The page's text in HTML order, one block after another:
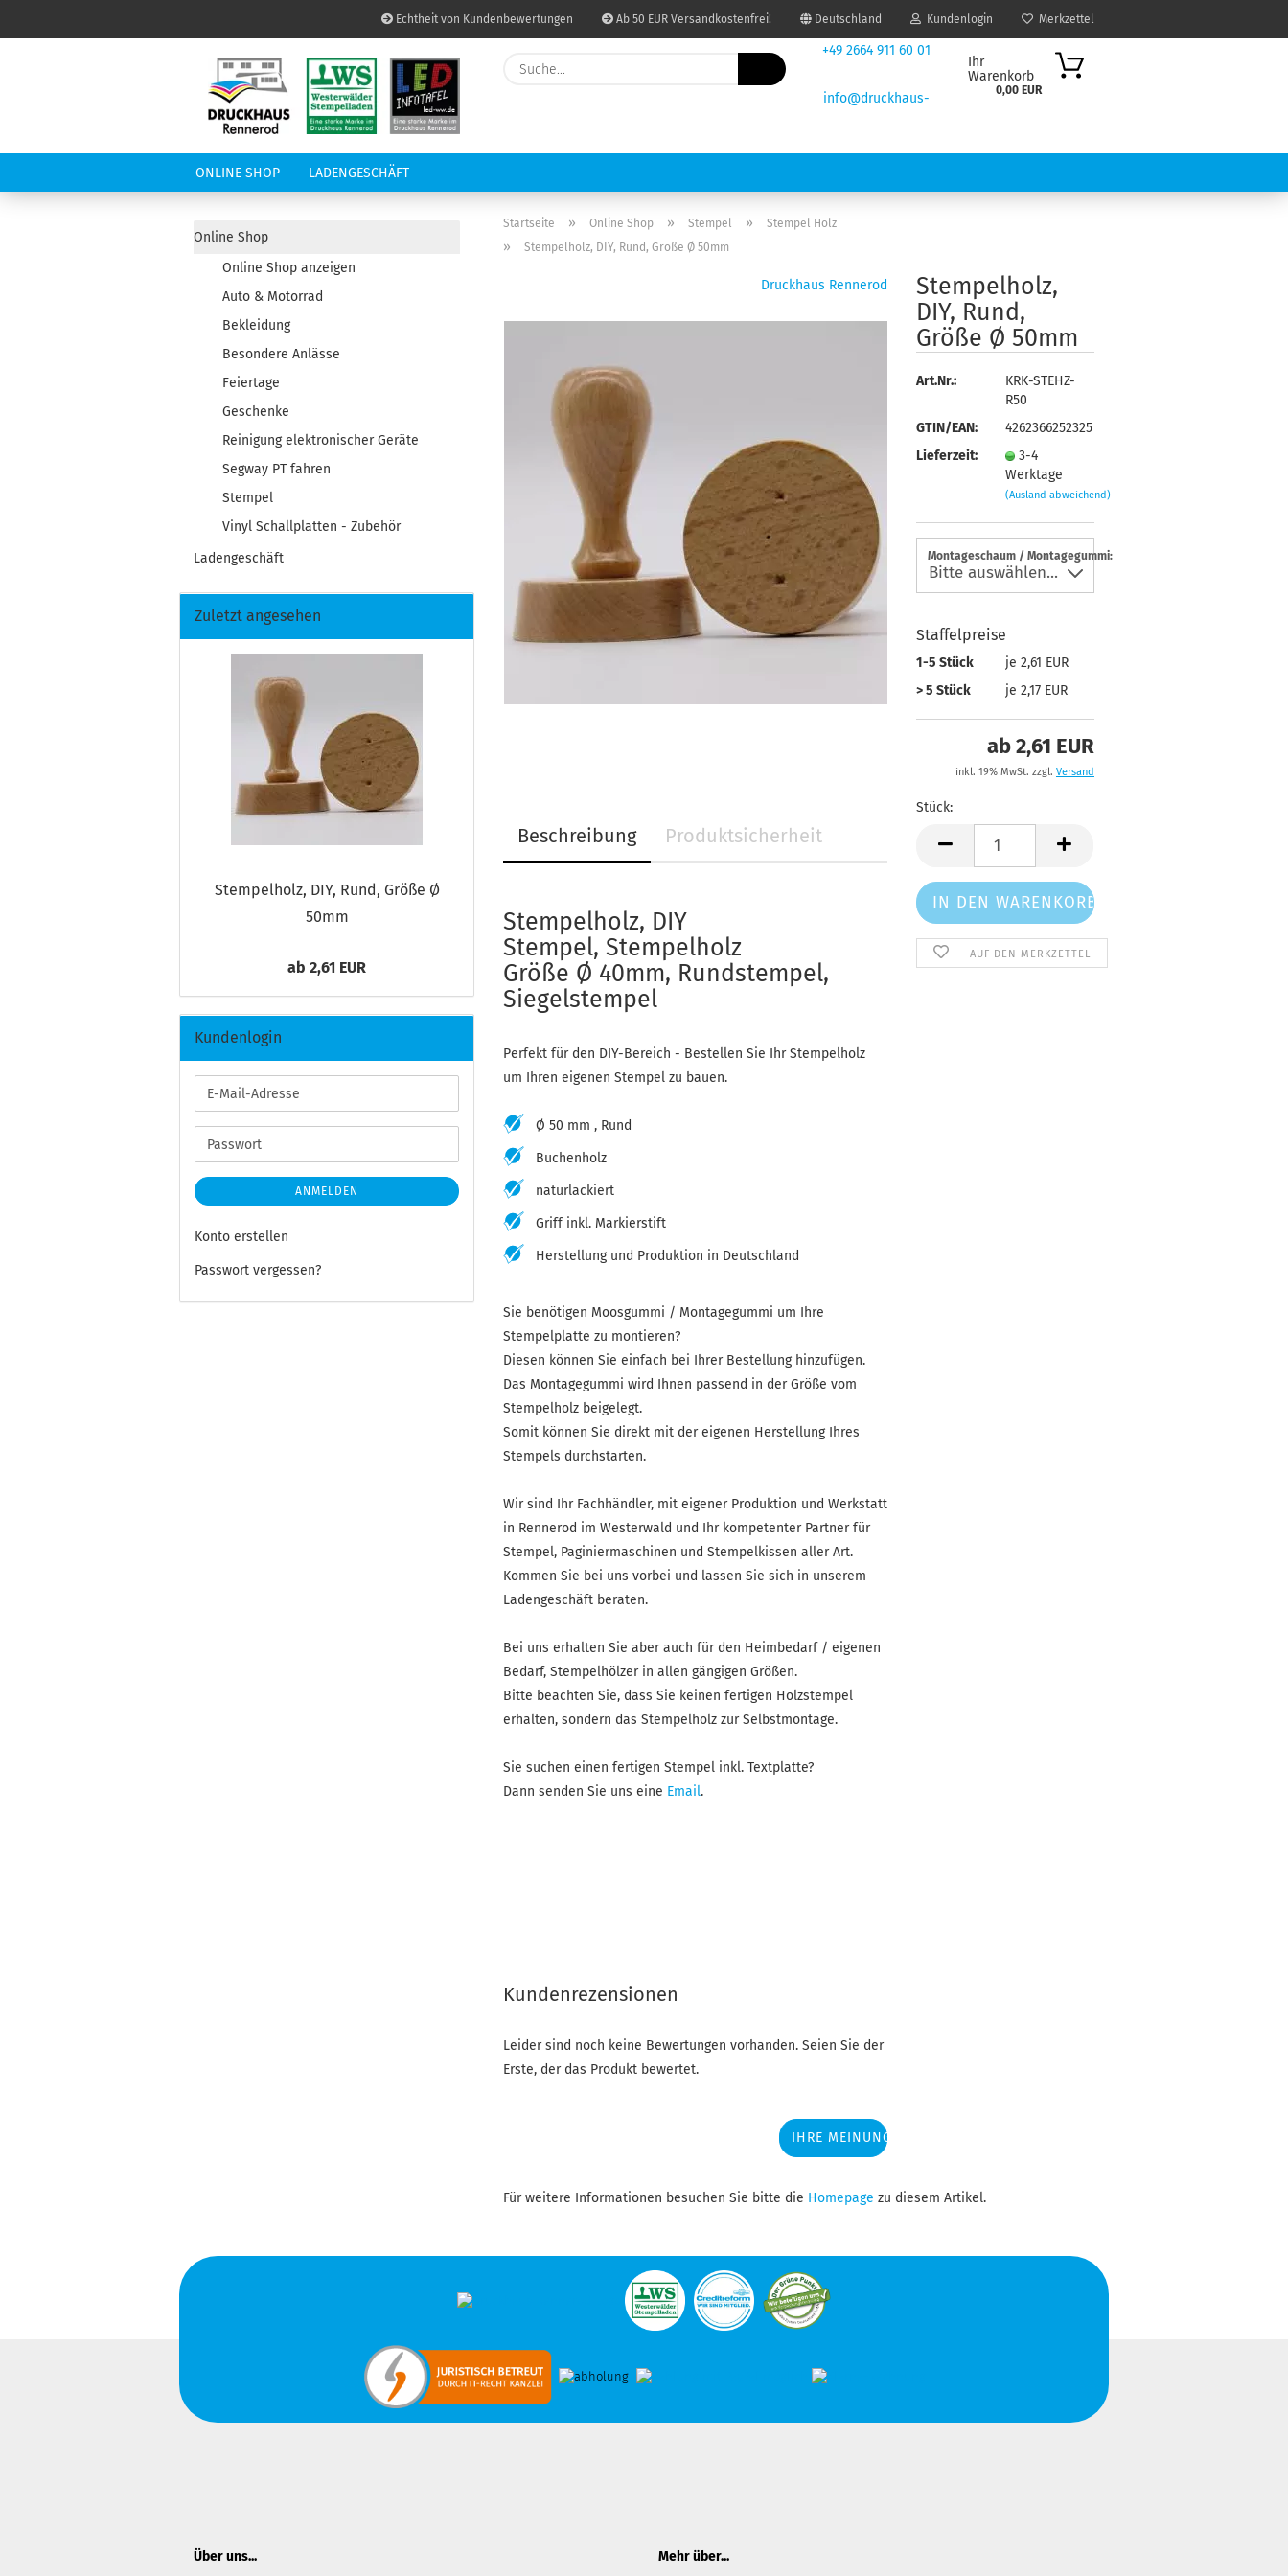
Echtheit von Kundenbewertungen Ab 50 EUR Versandkostenfrei! Deutschland Kundenlogin
Konto erstellen
Merkzettel
Suche...
+49 2664 911 60 01
info@druckhaus-
Ihr
Warenkorb
0,00 EUR
ONLINE SHOP LADENGESCHÄFT
Startseite » Online Shop » Stempel » Stempel Holz
» Stempelholz, DIY, Rund, Größe Ø 50mm
Druckhaus Rennerod
Stem­pel­holz,
DIY, Rund,
Größe Ø 50mm
Art.Nr.:
KRK-STEHZ-
R50
GTIN/EAN:
4262366252325
Lieferzeit:
3-4
Werktage
(Ausland abweichend)
Montageschaum / Montagegummi:
Staffelpreise
1-5 Stück
je 2,61 EUR
> 5 Stück
je 2,17 EUR
ab 2,61 EUR
inkl. 19% MwSt. zzgl. Versand
Stück:
Stück
AUF DEN MERKZETTEL
Beschreibung Produktsicherheit
Stempelholz, DIY
Stempel, Stempelholz
Größe Ø 40mm, Rundstempel,
Siegelstempel
Perfekt für den DIY-Bereich - Bestellen Sie Ihr Stempelholz
um Ihren eigenen Stempel zu bauen.
Ø 50 mm , Rund
Buchenholz
naturlackiert
Griff inkl. Markierstift
Herstellung und Produktion in Deutschland
Sie benötigen Moosgummi / Montagegummi um Ihre
Stempelplatte zu montieren?
Diesen können Sie einfach bei Ihrer Bestellung hinzufügen.
Das Montagegummi wird Ihnen passend in der Größe vom
Stempelholz beigelegt.
Somit können Sie direkt mit der eigenen Herstellung Ihres
Stempels durchstarten.
Wir sind Ihr Fachhändler, mit eigener Produktion und Werkstatt
in Rennerod im Westerwald und Ihr kompetenter Partner für
Stempel, Paginiermaschinen und Stempelkissen aller Art.
Kommen Sie bei uns vorbei und lassen Sie sich in unserem
Ladengeschäft beraten.
Bei uns erhalten Sie aber auch für den Heimbedarf / eigenen
Bedarf, Stempelhölzer in allen gängigen Größen.
Bitte beachten Sie, dass Sie keinen fertigen Holzstempel
erhalten, sondern das Stempelholz zur Selbstmontage.
Sie suchen einen fertigen Stempel inkl. Textplatte?
Dann senden Sie uns eine Email.
Kundenrezensionen
Leider sind noch keine Bewertungen vorhanden. Seien Sie der
Erste, der das Produkt bewertet.
IHRE MEINUNG
Für weitere Informationen besuchen Sie bitte die Homepage zu diesem Artikel.
Online Shop
Online Shop anzeigen
Auto & Motorrad
Bekleidung
Besondere Anlässe
Feiertage
Geschenke
Reinigung elektronischer Geräte
Segway PT fahren
Stempel
Vinyl Schallplatten - Zubehör
Ladengeschäft
Zuletzt angesehen
Stem­pel­holz, DIY, Rund, Größe Ø
50mm
ab 2,61 EUR
Kundenlogin
E-
Mail-
Adresse
Passwort
ANMELDEN
Konto erstellen
Passwort vergessen?
Über uns...
Mehr über...